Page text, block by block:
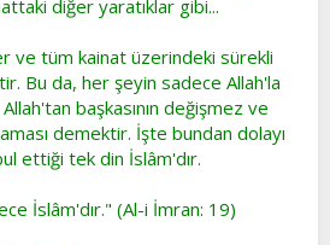
diğer yaratıklar gibi...
ve tüm kainat üzerindeki sürekli
Bu da, her şeyin sadece Allah'la
başkasının değişmez ve
demektir. İşte bundan dolayı
ettiği tek din İslâm'dır.
İslâm'dır." (Al-i İmran: 19)